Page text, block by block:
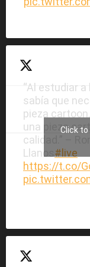
“Al estudiar a
sabía que
pieza
una pieza
calidad.” –
Llanos #live
https://t.co/
Click